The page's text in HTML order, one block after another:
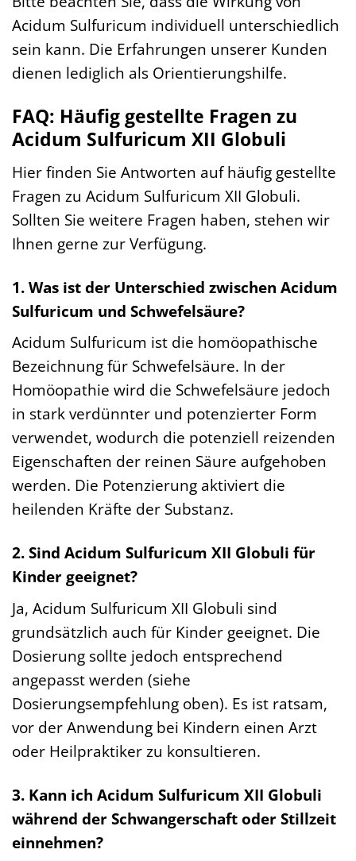
Acidum Sulfuricum individuell unterschiedlich
sein kann. Die Erfahrungen unserer Kunden
dienen lediglich als Orientierungshilfe.
FAQ: Häufig gestellte Fragen zu
Acidum Sulfuricum XII Globuli
Hier finden Sie Antworten auf häufig gestellte
Fragen zu Acidum Sulfuricum XII Globuli.
Sollten Sie weitere Fragen haben, stehen wir
Ihnen gerne zur Verfügung.
1. Was ist der Unterschied zwischen Acidum
Sulfuricum und Schwefelsäure?
Acidum Sulfuricum ist die homöopathische
Bezeichnung für Schwefelsäure. In der
Homöopathie wird die Schwefelsäure jedoch
in stark verdünnter und potenzierter Form
verwendet, wodurch die potenziell reizenden
Eigenschaften der reinen Säure aufgehoben
werden. Die Potenzierung aktiviert die
heilenden Kräfte der Substanz.
2. Sind Acidum Sulfuricum XII Globuli für
Kinder geeignet?
Ja, Acidum Sulfuricum XII Globuli sind
grundsätzlich auch für Kinder geeignet. Die
Dosierung sollte jedoch entsprechend
angepasst werden (siehe
Dosierungsempfehlung oben). Es ist ratsam,
vor der Anwendung bei Kindern einen Arzt
oder Heilpraktiker zu konsultieren.
3. Kann ich Acidum Sulfuricum XII Globuli
während der Schwangerschaft oder Stillzeit
einnehmen?